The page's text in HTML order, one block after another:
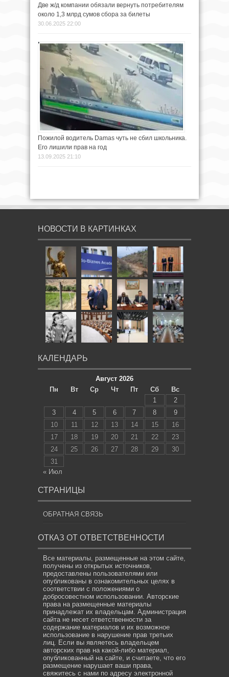
Две ж/д компании обязали вернуть потребителям
около 1,3 млрд сумов сбора за билеты
30.06.2025 22:00
Пожилой водитель Damas чуть не сбил школьника.
Его лишили прав на год
13.09.2025 21:10
НОВОСТИ В КАРТИНКАХ
КАЛЕНДАРЬ
Август 2026
Пн
Вт Ср Чт Пт Сб
Вс
1
2
3
4 5 6 7 8
9
10
11 12 13 14 15
16
17
18 19 20 21 22
23
24
25 26 27 28 29
30
31
« Июл
СТРАНИЦЫ
ОБРАТНАЯ СВЯЗЬ
ОТКАЗ ОТ ОТВЕТСТВЕННОСТИ
Все материалы, размещенные на этом сайте,
получены из открытых источников,
предоставлены пользователями или
опубликованы в ознакомительных целях в
соответствии с положениями о
добросовестном использовании. Авторские
права на размещенные материалы
принадлежат их владельцам. Администрация
сайта не несет ответственности за
содержание материалов и их возможное
использование в нарушение прав третьих
лиц. Если вы являетесь владельцем
авторских прав на какой-либо материал,
опубликованный на сайте, и считаете, что его
размещение нарушает ваши права,
свяжитесь с нами по адресу электронной